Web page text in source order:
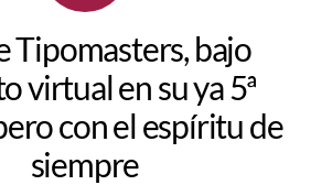
Tipomasters, bajo
virtual en su ya 5ª
con el espíritu de
siempre